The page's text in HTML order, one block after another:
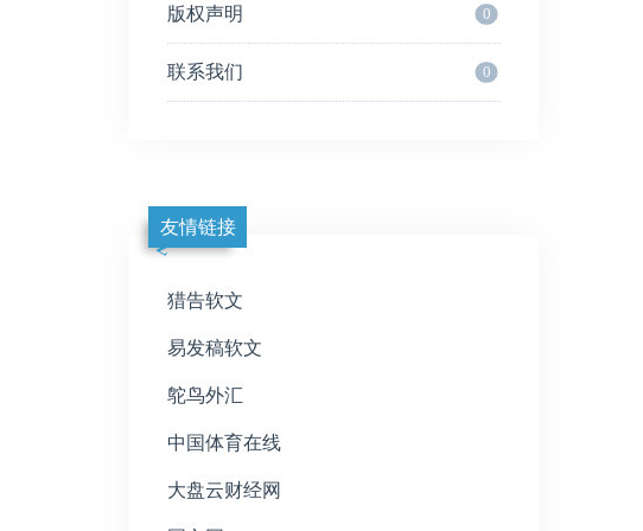
版权声明 0
联系我们 0
友情链接
猎告软文
易发稿软文
鸵鸟外汇
中国体育在线
大盘云财经网